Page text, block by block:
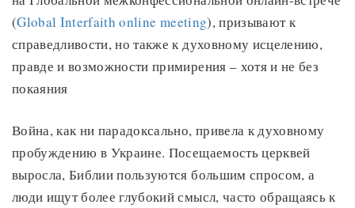
(Global Interfaith online meeting), призывают к
справедливости, но также к духовному исцелению,
правде и возможности примирения – хотя и не без
покаяния
Война, как ни парадоксально, привела к духовному
пробуждению в Украине. Посещаемость церквей
выросла, Библии пользуются большим спросом, а
люди ищут более глубокий смысл, часто обращаясь к